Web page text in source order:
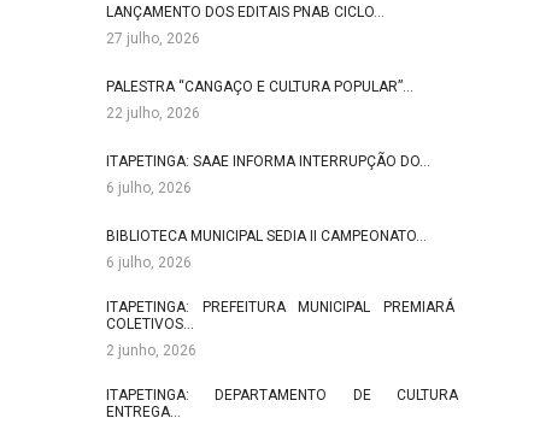
LANÇAMENTO DOS EDITAIS PNAB CICLO…
27 julho, 2026
PALESTRA “CANGAÇO E CULTURA POPULAR”…
22 julho, 2026
ITAPETINGA: SAAE INFORMA INTERRUPÇÃO DO…
6 julho, 2026
BIBLIOTECA MUNICIPAL SEDIA II CAMPEONATO…
6 julho, 2026
ITAPETINGA: PREFEITURA MUNICIPAL PREMIARÁ
COLETIVOS…
2 junho, 2026
ITAPETINGA: DEPARTAMENTO DE CULTURA
ENTREGA…